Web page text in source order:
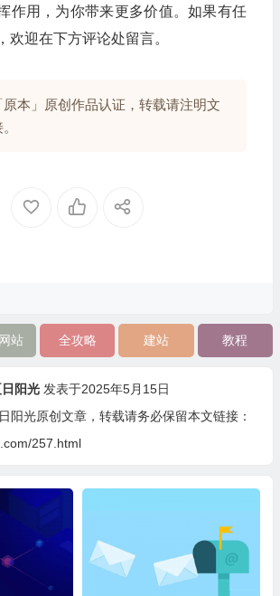
作用，为你带来更多价值。如果有任
欢迎在下方评论处留言。
本」原创作品认证，转载请注明文
站 全攻略 建站 教程
阳光 发表于2025年5月15日
阳光原创文章，转载请务必保留本文链接：
257.html